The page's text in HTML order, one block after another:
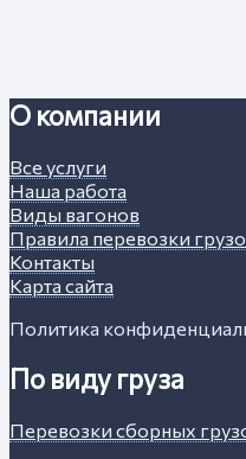
О компании
Все услуги
Наша работа
Виды вагонов
Правила перевозки
Контакты
Карта сайта
Политика
По виду груза
Перевозки сборных